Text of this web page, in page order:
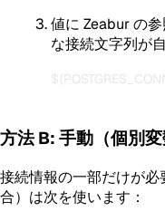
値に Zeabur の
な接続文字列が
方法 B: 手動（個別変
接続情報の一部だけが
合）は次を使います：